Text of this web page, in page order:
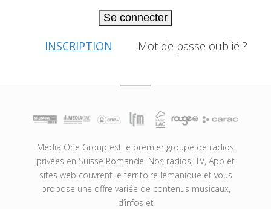
Se connecter
INSCRIPTION Mot de passe oublié ?
Media One Group est le premier groupe de radios
privées en Suisse Romande. Nos radios, TV, App et
sites web couvrent le territoire lémanique et vous
propose une offre variée de contenus musicaux,
d’infos et